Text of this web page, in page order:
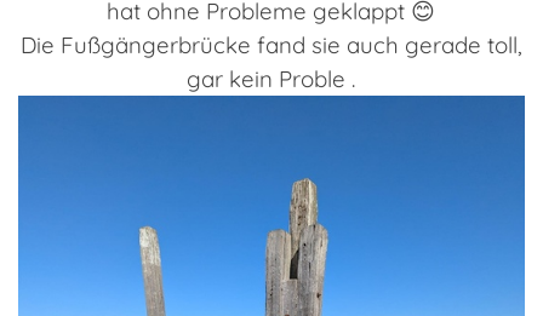
hat ohne Probleme geklappt 😊
Die Fußgängerbrücke fand sie auch gerade toll,
gar kein Proble .